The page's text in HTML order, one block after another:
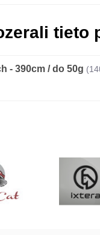
tieto
- 390cm / do 50g